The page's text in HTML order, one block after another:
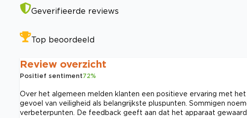
Geverifieerde reviews
Top beoordeeld
Review overzicht
Positief sentiment72%
Over het algemeen melden klanten een positieve ervaring met
gevoel van veiligheid als belangrijkste pluspunten. Sommigen
verbeterpunten. De feedback geeft aan dat het apparaat